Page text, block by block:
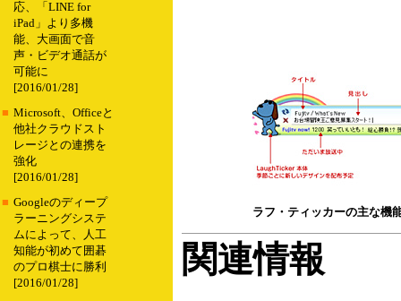
応、「LINE for
iPad」より多機
能、大画面で音
声・ビデオ通話が
可能に
[2016/01/28]
■ Microsoft、Officeと
他社クラウドスト
レージとの連携を
強化
[2016/01/28]
■ Googleのディープ
ラーニングシステ
ムによって、人工
知能が初めて囲碁
のプロ棋士に勝利
[2016/01/28]
ラフ・ティッカーの主な機
関連情報